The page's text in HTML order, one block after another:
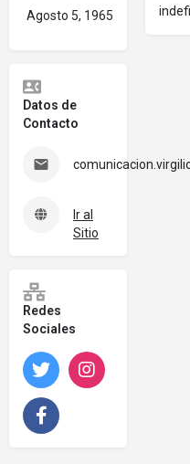
Agosto 5, 1965
Datos de
Contacto
Ir al
Sitio
Redes
Sociales
Twitter